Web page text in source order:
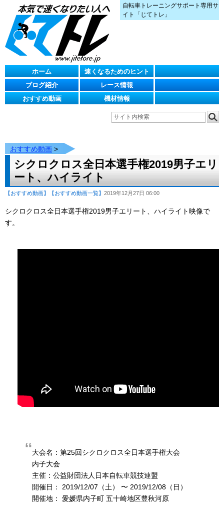
自転車トレーニングサポート専用サ
イト「じてトレ」
ホーム
速くなるためのヒント
ブログ紹介
レース情報
おすすめ動画
機材情報
おすすめ動画 >
シクロクロス全日本選手権2019男子エリ
ート、ハイライト
【おすすめ動画】 【おすすめ動画一覧】 2019年12月27日 06:00
シクロクロス全日本選手権2019男子エリート、ハイライト映像で
す。
大会名：第25回シクロクロス全日本選手権大会
内子大会
主催：公益財団法人日本自転車競技連盟
開催日： 2019/12/07（土） 〜 2019/12/08（日）
開催地： 愛媛県内子町 五十崎地区豊秋河原